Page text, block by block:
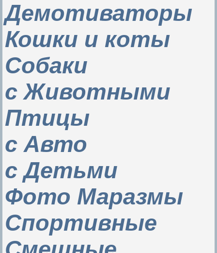
Демотиваторы
Кошки и коты
Собаки
с Животными
Птицы
с Авто
с Детьми
Фото Маразмы
Спортивные